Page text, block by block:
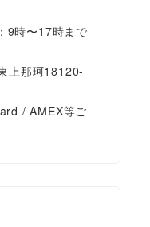
9時〜17時まで
上那珂18120-
/ AMEX等ご